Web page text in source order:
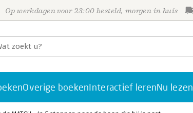
Op werkdagen voor 23:00 besteld, morgen in huis
Overige boekenInteractief lerenNu lezen